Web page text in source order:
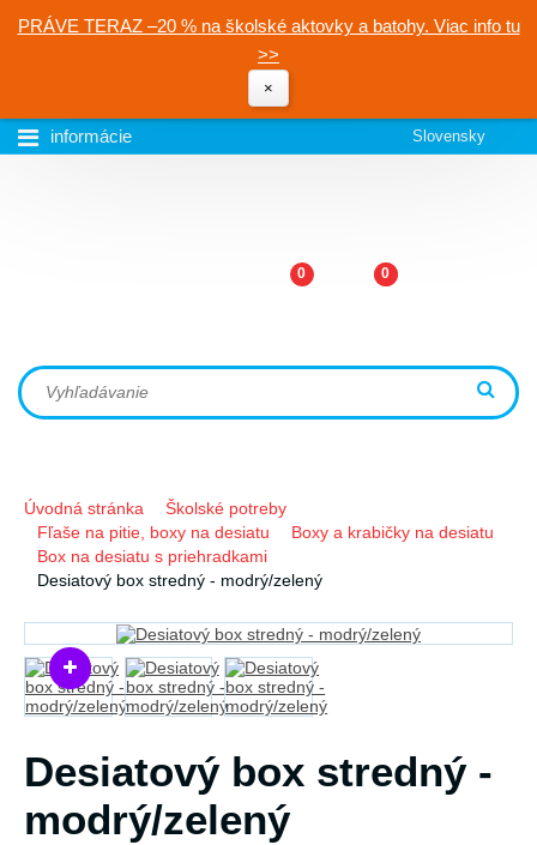
PRÁVE TERAZ –20 % na školské aktovky a batohy. Viac info tu
>>
×
informácie Slovensky
0 0
Úvodná stránka
Školské potreby
Fľaše na pitie, boxy na desiatu
Boxy a krabičky na desiatu
Box na desiatu s priehradkami
Desiatový box stredný - modrý/zelený
Desiatový box stredný -
modrý/zelený